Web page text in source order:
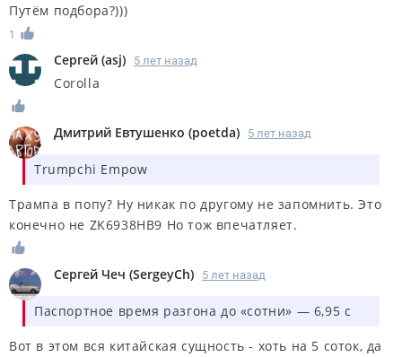
Путём подбора?)))
1
Сергей (asj) 5 лет назад
Corolla
Дмитрий Евтушенко (poetda) 5 лет назад
Trumpchi Empow
Трампа в попу? Ну никак по другому не запомнить. Это
конечно не ZK6938HB9 Но тож впечатляет.
Сергей Чеч (SergeyCh) 5 лет назад
Паспортное время разгона до «сотни» — 6,95 с
Вот в этом вся китайская сущность - хоть на 5 соток, да